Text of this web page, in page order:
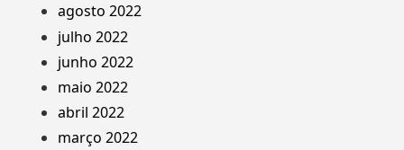
agosto 2022
julho 2022
junho 2022
maio 2022
abril 2022
março 2022